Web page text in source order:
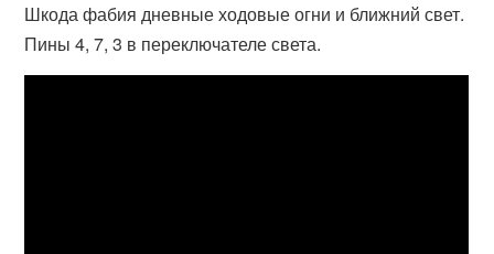
Шкода фабия дневные ходовые огни и ближний свет.
Пины 4, 7, 3 в переключателе света.